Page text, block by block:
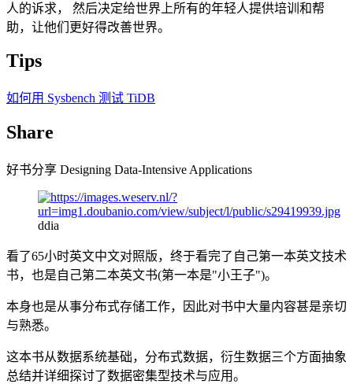
人的诉求， 然后决定给世界上所有的年轻人提供培训和帮
助，让他们更好得改善世界。
Tips
如何用 Sysbench 测试 TiDB
Share
好书分享 Designing Data-Intensive Applications
ddia
看了65小时英文中文对照版，终于看完了自己第一本英文技术
书，也是自己第二本英文书(第一本是"小王子")。
本身也是从事分布式存储工作，因此对书中大量内容甚是亲切
与熟悉。
这本书从数据系统基础，分布式数据，衍生数据三个方面抽象
总结并详细探讨了数据密集型技术与应用。